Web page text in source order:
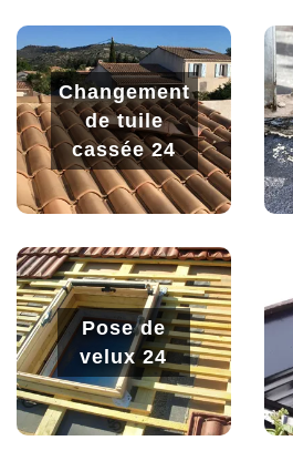
Changement
de tuile
cassée 24
Pose de
velux 24